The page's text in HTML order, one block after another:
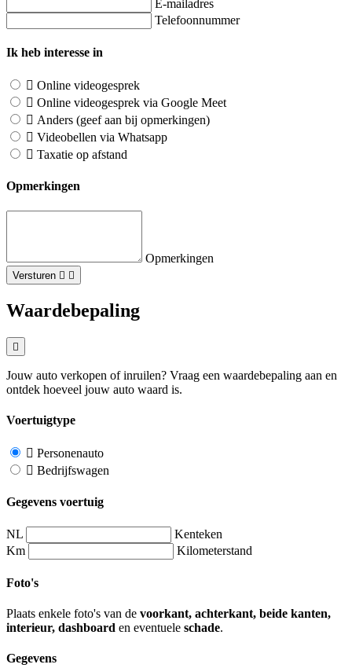
E-mailadres
Telefoonnummer
Ik heb interesse in
Online videogesprek
Online videogesprek via Google Meet
Anders (geef aan bij opmerkingen)
Videobellen via Whatsapp
Taxatie op afstand
Opmerkingen
Opmerkingen
Versturen
Waardebepaling
Jouw auto verkopen of inruilen? Vraag een waardebepaling aan en
ontdek hoeveel jouw auto waard is.
Voertuigtype
Personenauto
Bedrijfswagen
Gegevens voertuig
NL
Kenteken
Km
Kilometerstand
Foto's
Plaats enkele foto's van de voorkant, achterkant, beide kanten,
interieur, dashboard en eventuele schade.
Gegevens